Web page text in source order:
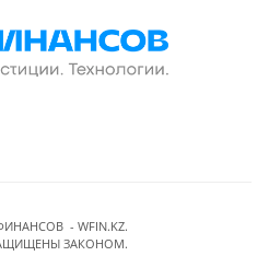
- WFIN.KZ.
ЗАКОНОМ.